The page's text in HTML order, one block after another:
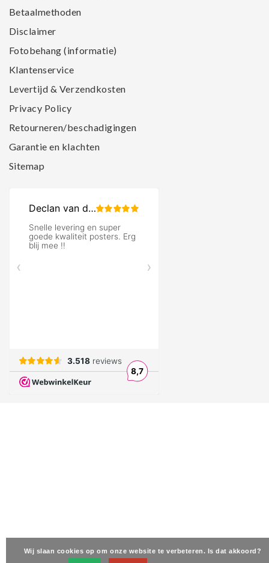
Betaalmethoden
Disclaimer
Fotobehang (informatie)
Klantenservice
Levertijd & Verzendkosten
Privacy Policy
Retourneren/beschadigingen
Garantie en klachten
Sitemap
Wij slaan cookies op om onze website te verbeteren. Is dat akkoord?